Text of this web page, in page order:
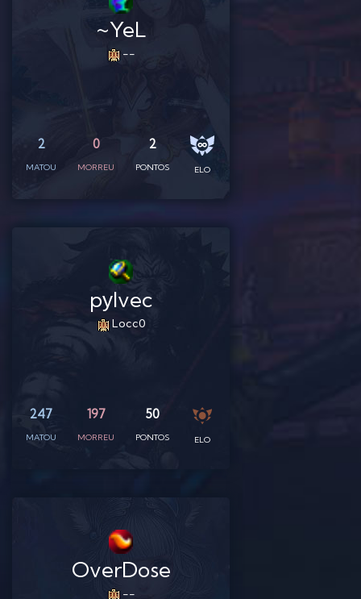
~YeL
--
2
MATOU
0
MORREU
2
PONTOS ELO
pуlvec
Locc0
247
MATOU
197
MORREU
50
PONTOS ELO
OverDose
--